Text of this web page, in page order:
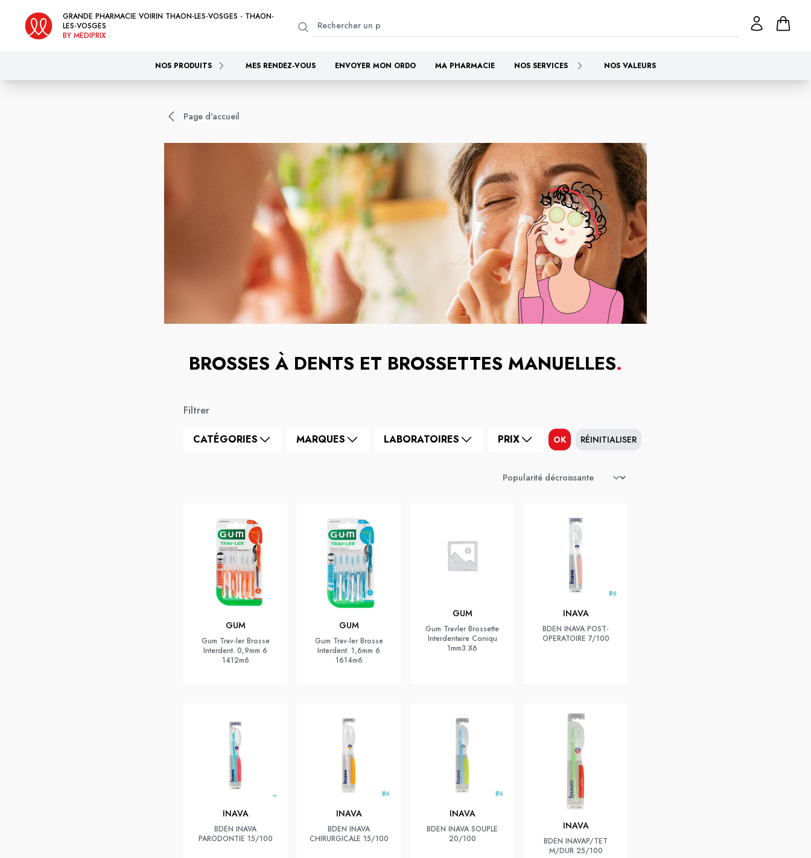
GRANDE PHARMACIE VOIRIN THAON-LES-VOSGES - THAON-
LES-VOSGES
BY MEDIPRIX
NOS PRODUITS MES RENDEZ-VOUS ENVOYER MON ORDO MA PHARMACIE NOS SERVICES NOS VALEURS
Page d'accueil
BROSSES À DENTS ET BROSSETTES MANUELLES.
Filtrer
CATÉGORIES MARQUES LABORATOIRES PRIX OK RÉINITIALISER
GUM
Gum Trav-ler Brosse
Interdent. 0,9mm 6
1412m6
GUM
Gum Trav-ler Brosse
Interdent. 1,6mm 6
1614m6
GUM
Gum Travler Brossette
Interdentaire Coniqu
1mm3 X6
INAVA
BDEN INAVA POST-
OPERATOIRE 7/100
INAVA
BDEN INAVA
PARODONTIE 15/100
INAVA
BDEN INAVA
CHIRURGICALE 15/100
INAVA
BDEN INAVA SOUPLE
20/100
INAVA
BDEN INAVAP/TET
M/DUR 25/100